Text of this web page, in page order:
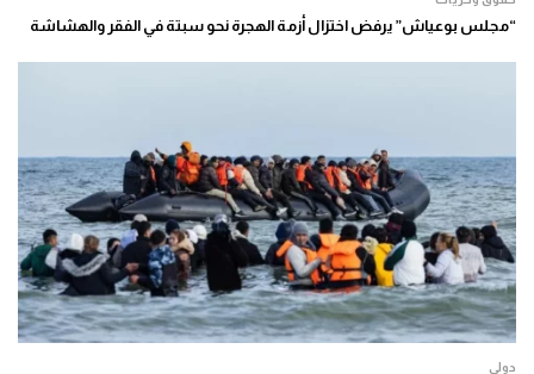
“مجلس بوعياش” يرفض اختزال أزمة الهجرة نحو سبتة في الفقر والهشاشة
دولي